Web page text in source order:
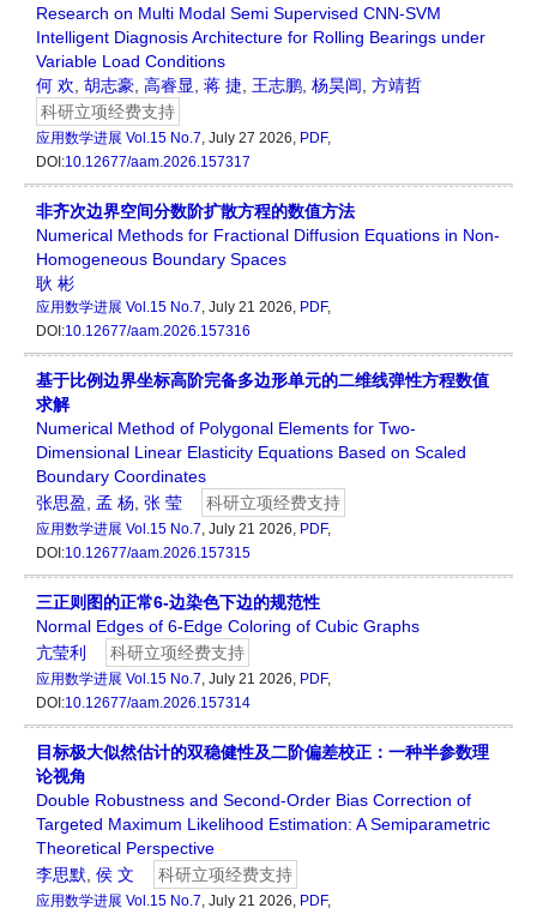
Research on Multi Modal Semi Supervised CNN-SVM
Intelligent Diagnosis Architecture for Rolling Bearings under
Variable Load Conditions
何 欢 胡志豪 高睿显 蒋 捷 王志鹏 杨昊阊 方靖哲
科研立项经费支持
应用数学进展 Vol.15 No.7 , July 27 2026, PDF,
DOI:10.12677/aam.2026.157317
非齐次边界空间分数阶扩散方程的数值方法
Numerical Methods for Fractional Diffusion Equations in Non-
Homogeneous Boundary Spaces
耿 彬
应用数学进展 Vol.15 No.7 , July 21 2026, PDF,
DOI:10.12677/aam.2026.157316
基于比例边界坐标高阶完备多边形单元的二维线弹性方程数值
求解
Numerical Method of Polygonal Elements for Two-
Dimensional Linear Elasticity Equations Based on Scaled
Boundary Coordinates
张思盈
孟 杨 张 莹 科研立项经费支持
应用数学进展 Vol.15 No.7 , July 21 2026, PDF,
DOI:10.12677/aam.2026.157315
三正则图的正常6-边染色下边的规范性
Normal Edges of 6-Edge Coloring of Cubic Graphs
亢莹利
科研立项经费支持
应用数学进展 Vol.15 No.7 , July 21 2026, PDF,
DOI:10.12677/aam.2026.157314
目标极大似然估计的双稳健性及二阶偏差校正：一种半参数理
论视角
Double Robustness and Second-Order Bias Correction of
Targeted Maximum Likelihood Estimation: A Semiparametric
Theoretical Perspective
李思默 侯 文 科研立项经费支持
应用数学进展 Vol.15 No.7 , July 21 2026, PDF,